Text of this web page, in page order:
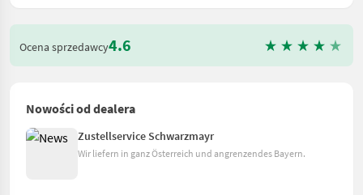
Ocena sprzedawcy4.6
Nowości od dealera
Zustellservice Schwarzmayr
Wir liefern in ganz Österreich und angrenzendes Bayern.